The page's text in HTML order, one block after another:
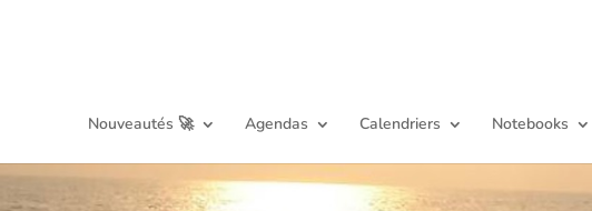
Nouveautés 🚀 Agendas Calendriers Notebooks